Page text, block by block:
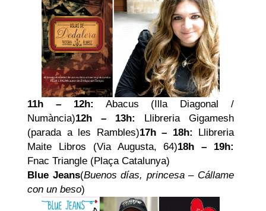
11h – 12h: Abacus (Illa Diagonal /
Numància)12h – 13h:
Llibreria Gigamesh
(parada a les Rambles)17h – 18h: Llibreria
Maite Libros (Via Augusta, 64)18h – 19h:
Fnac Triangle (Plaça Catalunya)
Blue Jeans(Buenos días, princesa– Cállame
con un beso)